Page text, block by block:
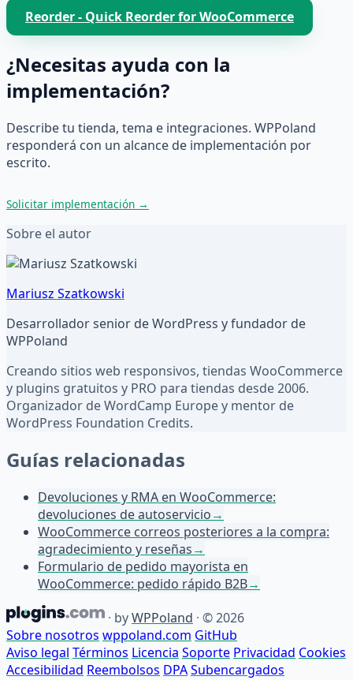
Reorder - Quick Reorder for WooCommerce
¿Necesitas ayuda con la
implementación?
Describe tu tienda, tema e integraciones. WPPoland
responderá con un alcance de implementación por
escrito.
Solicitar implementación →
Sobre el autor
Mariusz Szatkowski
Desarrollador senior de WordPress y fundador de
WPPoland
Creando sitios web responsivos, tiendas WooCommerce
y plugins gratuitos y PRO para tiendas desde 2006.
Organizador de WordCamp Europe y mentor de
WordPress Foundation Credits.
Guías relacionadas
Devoluciones y RMA en WooCommerce:
devoluciones de autoservicio→
WooCommerce correos posteriores a la compra:
agradecimiento y reseñas→
Formulario de pedido mayorista en
WooCommerce: pedido rápido B2B→
· byWPPoland · © 2026
Sobre nosotros wppoland.com GitHub
Aviso legal Términos Licencia Soporte Privacidad Cookies
Accesibilidad Reembolsos DPASubencargados